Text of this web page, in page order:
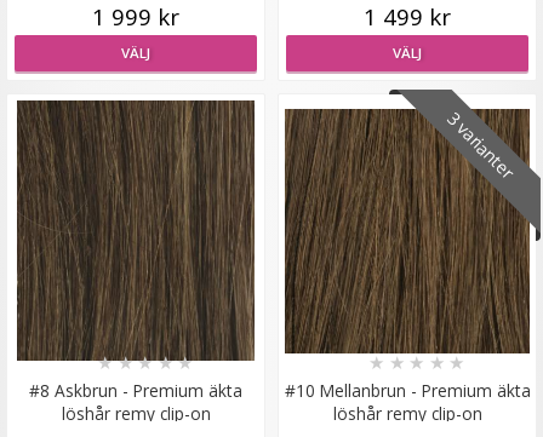
49 kr
#4B Rödbrun - Hästsvans vågig rosett
1 999 kr
VÄLJ
1 499 kr
VÄLJ
#8 Askbrun - Premium äkta
löshår remy clip-on
★★★★★
3 varianter
#10 Mellanbrun - Premium äkta
löshår remy clip-on
★★★★★